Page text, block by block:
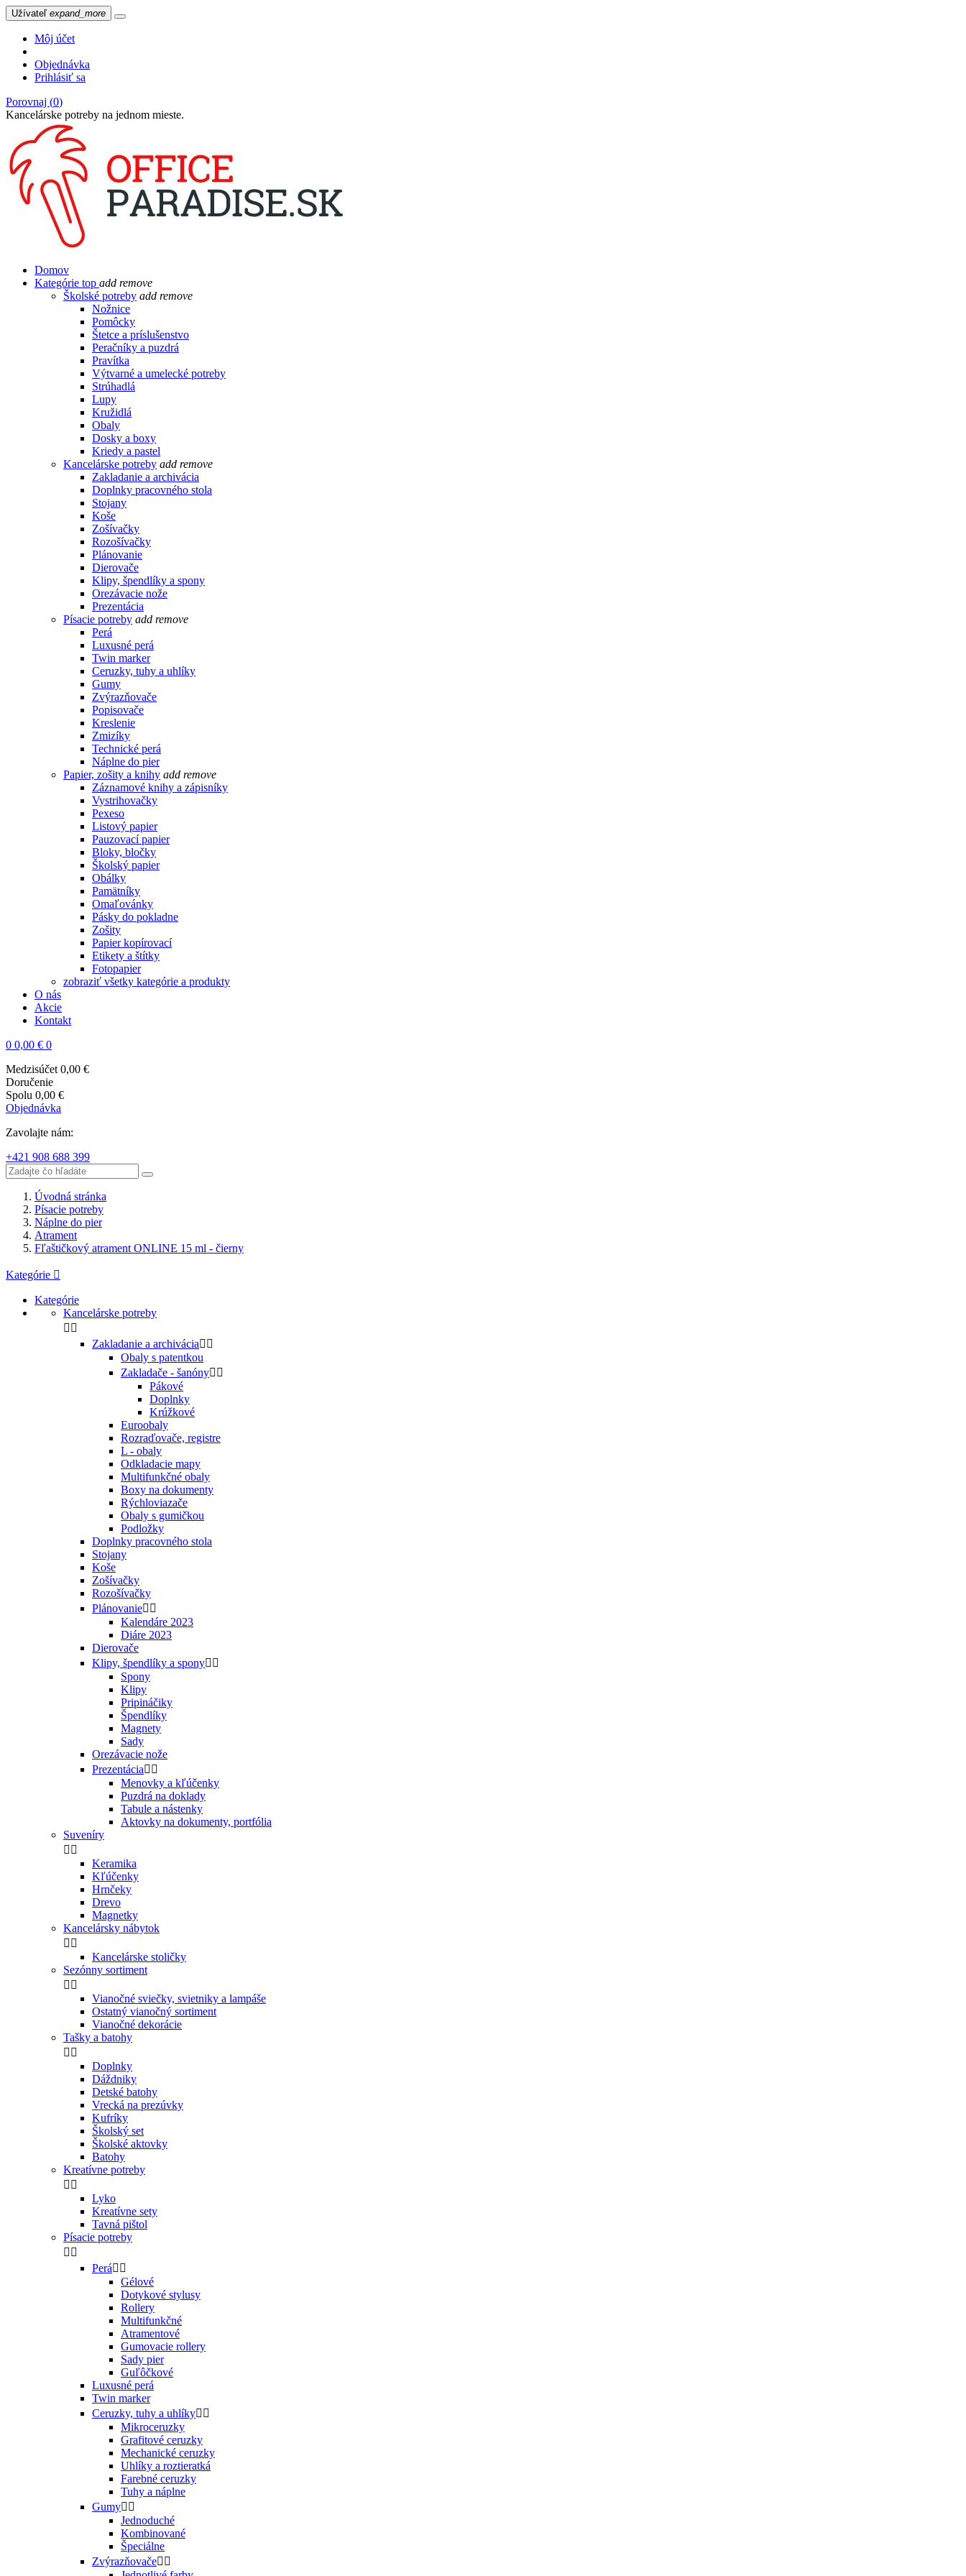
Užívateľ expand_more
Môj účet
Objednávka
Prihlásiť sa
Porovnaj (0)
Kancelárske potreby na jednom mieste.
Domov
Kategórie top add remove
Školské potreby add remove
Nožnice
Pomôcky
Štetce a príslušenstvo
Peračníky a puzdrá
Pravítka
Výtvarné a umelecké potreby
Strúhadlá
Lupy
Kružidlá
Obaly
Dosky a boxy
Kriedy a pastel
Kancelárske potreby add remove
Zakladanie a archivácia
Doplnky pracovného stola
Stojany
Koše
Zošívačky
Rozošívačky
Plánovanie
Dierovače
Klipy, špendlíky a spony
Orezávacie nože
Prezentácia
Písacie potreby add remove
Perá
Luxusné perá
Twin marker
Ceruzky, tuhy a uhlíky
Gumy
Zvýrazňovače
Popisovače
Kreslenie
Zmizíky
Technické perá
Náplne do pier
Papier, zošity a knihy add remove
Záznamové knihy a zápisníky
Vystrihovačky
Pexeso
Listový papier
Pauzovací papier
Bloky, bločky
Školský papier
Obálky
Pamätníky
Omaľovánky
Pásky do pokladne
Zošity
Papier kopírovací
Etikety a štítky
Fotopapier
zobraziť všetky kategórie a produkty
O nás
Akcie
Kontakt
0 0,00 € 0
Medzisúčet 0,00 €
Doručenie
Spolu 0,00 €
Objednávka
Zavolajte nám:
+421 908 688 399
Úvodná stránka
Písacie potreby
Náplne do pier
Atrament
Fľaštičkový atrament ONLINE 15 ml - čierny
Kategórie 
Kategórie
Kancelárske potreby
 
Zakladanie a archivácia 
Obaly s patentkou
Zakladače - šanóny 
Pákové
Doplnky
Krúžkové
Euroobaly
Rozraďovače, registre
L - obaly
Odkladacie mapy
Multifunkčné obaly
Boxy na dokumenty
Rýchloviazače
Obaly s gumičkou
Podložky
Doplnky pracovného stola
Stojany
Koše
Zošívačky
Rozošívačky
Plánovanie 
Kalendáre 2023
Diáre 2023
Dierovače
Klipy, špendlíky a spony 
Spony
Klipy
Pripináčiky
Špendlíky
Magnety
Sady
Orezávacie nože
Prezentácia 
Menovky a kľúčenky
Puzdrá na doklady
Tabule a nástenky
Aktovky na dokumenty, portfólia
Suveníry
 
Keramika
Kľúčenky
Hrnčeky
Drevo
Magnetky
Kancelársky nábytok
 
Kancelárske stoličky
Sezónny sortiment
 
Vianočné sviečky, svietniky a lampáše
Ostatný vianočný sortiment
Vianočné dekorácie
Tašky a batohy
 
Doplnky
Dáždniky
Detské batohy
Vrecká na prezúvky
Kufríky
Školský set
Školské aktovky
Batohy
Kreatívne potreby
 
Lyko
Kreatívne sety
Tavná pištol
Písacie potreby
 
Perá 
Gélové
Dotykové stylusy
Rollery
Multifunkčné
Atramentové
Gumovacie rollery
Sady pier
Guľôčkové
Luxusné perá
Twin marker
Ceruzky, tuhy a uhlíky 
Mikroceruzky
Grafitové ceruzky
Mechanické ceruzky
Uhlíky a roztieratká
Farebné ceruzky
Tuhy a náplne
Gumy 
Jednoduché
Kombinované
Špeciálne
Zvýrazňovače 